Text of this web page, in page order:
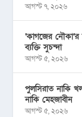
আগস্ট ৭, ২০২৬
‘কাগজের
ব্যক্তি সুচন্দা
আগস্ট ৫, ২০২৬
পুলসিরাত নাকি
নাকি মেহজাবীন
আগস্ট ৫, ২০২৬